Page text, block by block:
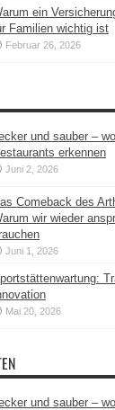
ein
Familien wichtig ist
Februar 26, 2026
und sauber –
erkennen
Juni 2, 2026
Comeback des
wir wieder
Juni 1, 2026
Mai 20, 2026
und sauber –